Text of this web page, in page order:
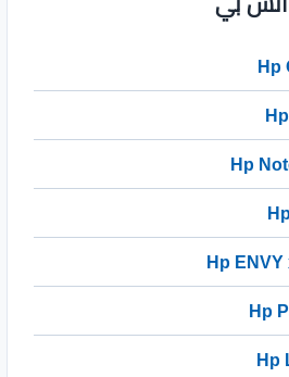
Hp
Hp
Hp
Hp
Hp